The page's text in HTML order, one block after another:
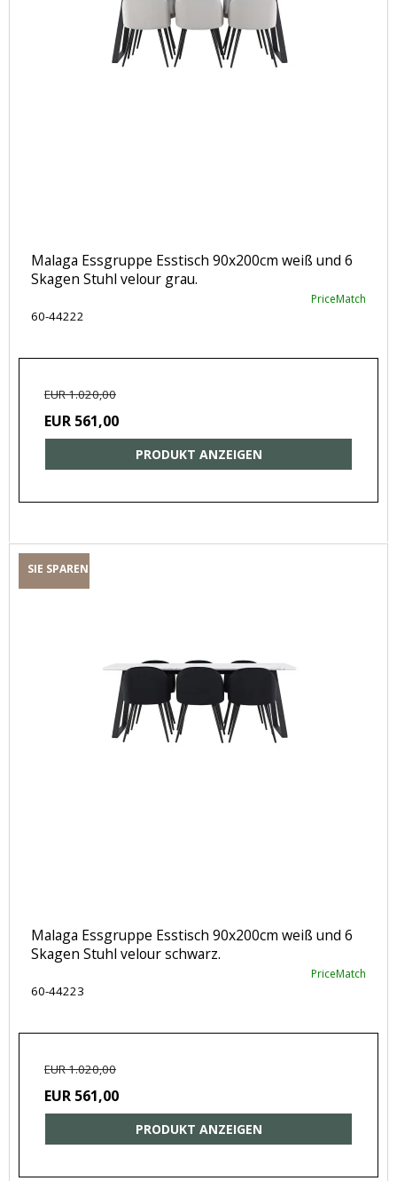
Malaga Essgruppe Esstisch 90x200cm weiß und 6
Skagen Stuhl velour grau.
PriceMatch
60-44222
EUR 1.020,00
EUR 561,00
PRODUKT ANZEIGEN
SIE SPAREN
Malaga Essgruppe Esstisch 90x200cm weiß und 6
Skagen Stuhl velour schwarz.
PriceMatch
60-44223
EUR 1.020,00
EUR 561,00
PRODUKT ANZEIGEN